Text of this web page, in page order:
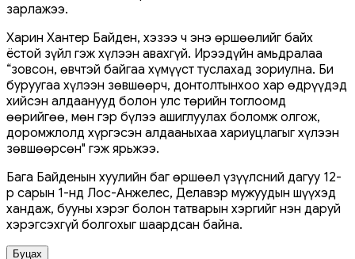
зарлажээ.
Харин Хантер Байден, хэзээ ч энэ өршөөлийг байх
ёстой зүйл гэж хүлээн авахгүй. Ирээдүйн амьдралаа
“зовсон, өвчтэй байгаа хүмүүст туслахад зориулна. Би
буруугаа хүлээн зөвшөөрч, донтолтынхоо хар өдрүүдэд
хийсэн алдаанууд болон улс төрийн тоглоомд
өөрийгөө, мөн гэр бүлээ ашиглуулах боломж олгож,
доромжлолд хүргэсэн алдааныхаа хариуцлагыг хүлээн
зөвшөөрсөн" гэж ярьжээ.
Бага Байденын хуулийн баг өршөөл үзүүлсний дагуу 12-
р сарын 1-нд Лос-Анжелес, Делавэр мужуудын шүүхэд
хандаж, бууны хэрэг болон татварын хэргийг нэн даруй
хэрэгсэхгүй болгохыг шаардсан байна.
Буцах